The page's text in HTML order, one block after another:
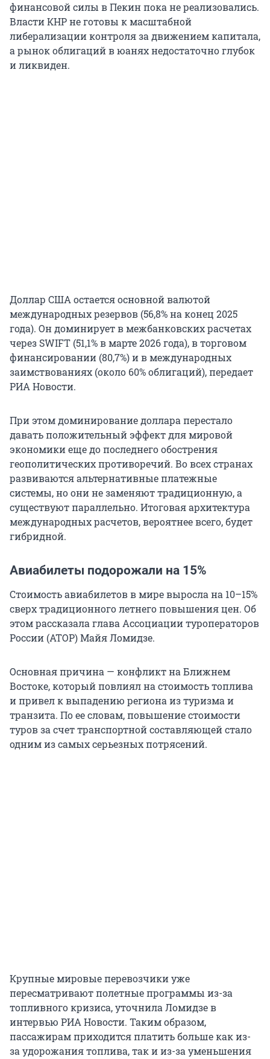
финансовой силы в Пекин пока не реализовались.
Власти КНР не готовы к масштабной
либерализации контроля за движением капитала,
а рынок облигаций в юанях недостаточно глубок
и ликвиден.
Доллар США остается основной валютой
международных резервов (56,8% на конец 2025
года). Он доминирует в межбанковских расчетах
через SWIFT (51,1% в марте 2026 года), в торговом
финансировании (80,7%) и в международных
заимствованиях (около 60% облигаций), передает
РИА Новости.
При этом доминирование доллара перестало
давать положительный эффект для мировой
экономики еще до последнего обострения
геополитических противоречий. Во всех странах
развиваются альтернативные платежные
системы, но они не заменяют традиционную, а
существуют параллельно. Итоговая архитектура
международных расчетов, вероятнее всего, будет
гибридной.
Авиабилеты подорожали на 15%
Стоимость авиабилетов в мире выросла на 10–15%
сверх традиционного летнего повышения цен. Об
этом рассказала глава Ассоциации туроператоров
России (АТОР) Майя Ломидзе.
Основная причина — конфликт на Ближнем
Востоке, который повлиял на стоимость топлива
и привел к выпадению региона из туризма и
транзита. По ее словам, повышение стоимости
туров за счет транспортной составляющей стало
одним из самых серьезных потрясений.
Крупные мировые перевозчики уже
пересматривают полетные программы из-за
топливного кризиса, уточнила Ломидзе в
интервью РИА Новости. Таким образом,
пассажирам приходится платить больше как из-
за удорожания топлива, так и из-за уменьшения